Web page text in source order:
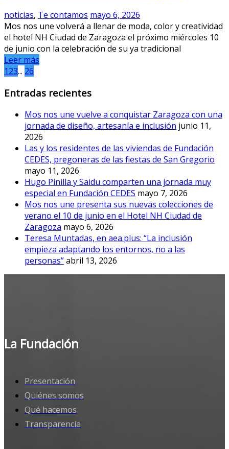
noticias, Te contamos mayo 6, 2026
Mos nos une volverá a llenar de moda, color y creatividad
el hotel NH Ciudad de Zaragoza el próximo miércoles 10
de junio con la celebración de su ya tradicional
Leer más
123... 26
Entradas recientes
Mos nos une vuelve a conquistar Zaragoza con una
jornada de diseño, artesanía e inclusión junio 11,
2026
Las y los residentes de las viviendas de Fundación
CEDES, pregoneras de las fiestas de San Gregorio
mayo 11, 2026
Hugo Pinilla y Saidu comparten una jornada muy
especial en Fundación CEDES mayo 7, 2026
Mos nos une presenta sus nuevas colecciones de
verano el 10 de junio en el Hotel NH Ciudad de
Zaragoza mayo 6, 2026
Teresa Muntadas, en aea.plus: “La inclusión
empieza adaptando los entornos, no a las
personas”abril 13, 2026
La Fundación
Presentación
Quiénes somos
Qué hacemos
Transparencia